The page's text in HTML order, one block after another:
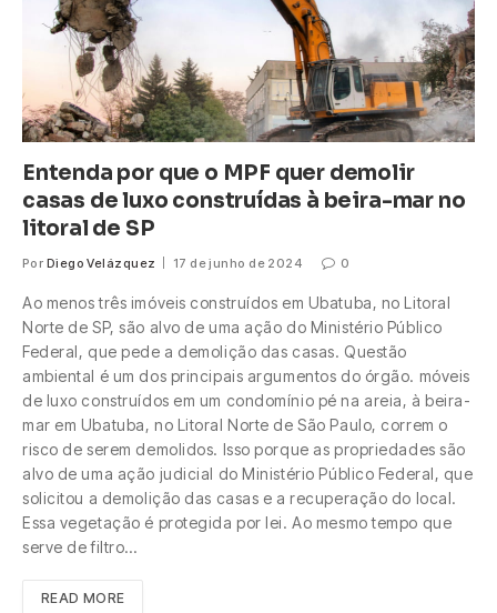
Entenda por que o MPF quer demolir
casas de luxo construídas à beira-mar no
litoral de SP
Por Diego Velázquez 17 de junho de 2024 0
Ao menos três imóveis construídos em Ubatuba, no Litoral
Norte de SP, são alvo de uma ação do Ministério Público
Federal, que pede a demolição das casas. Questão
ambiental é um dos principais argumentos do órgão. móveis
de luxo construídos em um condomínio pé na areia, à beira-
mar em Ubatuba, no Litoral Norte de São Paulo, correm o
risco de serem demolidos. Isso porque as propriedades são
alvo de uma ação judicial do Ministério Público Federal, que
solicitou a demolição das casas e a recuperação do local.
Essa vegetação é protegida por lei. Ao mesmo tempo que
serve de filtro…
READ MORE